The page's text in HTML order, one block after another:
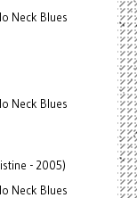
Neck Blues
Neck Blues
- 2005)
Neck Blues